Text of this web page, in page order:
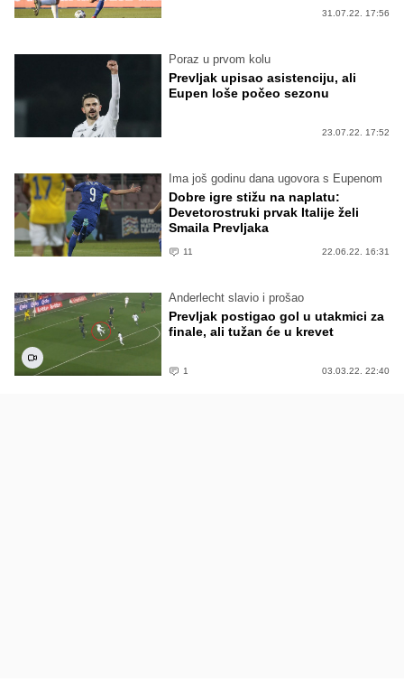
31.07.22. 17:56
Poraz u prvom kolu
Prevljak upisao asistenciju, ali
Eupen loše počeo sezonu
23.07.22. 17:52
Ima još godinu dana ugovora s Eupenom
Dobre igre stižu na naplatu:
Devetorostruki prvak Italije želi
Smaila Prevljaka
11 22.06.22. 16:31
Anderlecht slavio i prošao
Prevljak postigao gol u utakmici za
finale, ali tužan će u krevet
1 03.03.22. 22:40